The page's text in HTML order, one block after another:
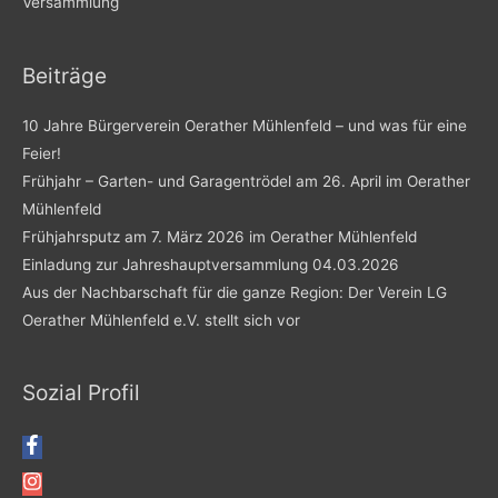
Beiträge
10 Jahre Bürgerverein Oerather Mühlenfeld – und was für eine
Feier!
Frühjahr – Garten- und Garagentrödel am 26. April im Oerather
Mühlenfeld
Frühjahrsputz am 7. März 2026 im Oerather Mühlenfeld
Einladung zur Jahreshauptversammlung 04.03.2026
Aus der Nachbarschaft für die ganze Region: Der Verein LG
Oerather Mühlenfeld e.V. stellt sich vor
Sozial Profil